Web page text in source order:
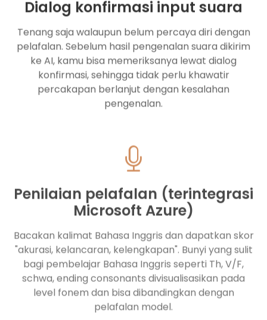
Tenang saja walaupun belum percaya diri dengan
pelafalan. Sebelum hasil pengenalan suara dikirim
ke AI, kamu bisa memeriksanya lewat dialog
konfirmasi, sehingga tidak perlu khawatir
percakapan berlanjut dengan kesalahan
pengenalan.
Penilaian pelafalan (terintegrasi
Microsoft Azure)
Bacakan kalimat Bahasa Inggris dan dapatkan skor
bagi pembelajar Bahasa Inggris seperti Th, V/F,
schwa, ending consonants divisualisasikan pada
level fonem dan bisa dibandingkan dengan
pelafalan model.